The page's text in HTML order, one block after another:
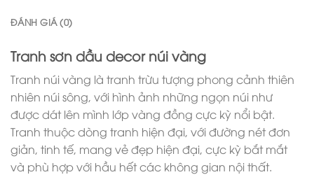
ĐÁNH GIÁ (0)
Tranh sơn dầu decor núi vàng
Tranh núi vàng là tranh trừu tượng phong cảnh thiên
nhiên núi sông, với hình ảnh những ngọn núi như
được dát lên mình lớp vàng đồng cực kỳ nổi bật.
Tranh thuộc dòng tranh hiện đại, với đường nét đơn
giản, tinh tế, mang vẻ đẹp hiện đại, cực kỳ bắt mắt
và phù hợp với hầu hết các không gian nội thất.